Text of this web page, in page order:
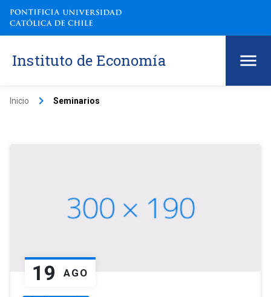
Instituto de Economía
Inicio keyboard_arrow_right Seminarios
19 AGO